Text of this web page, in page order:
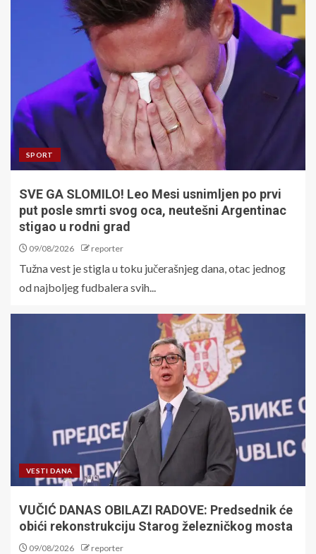
SPORT
SVE GA SLOMILO! Leo Mesi usnimljen po prvi
put posle smrti svog oca, neutešni Argentinac
stigao u rodni grad
09/08/2026 reporter
Tužna vest je stigla u toku jučerašnjeg dana, otac jednog
od najboljeg fudbalera svih...
VESTI DANA
VUČIĆ DANAS OBILAZI RADOVE: Predsednik će
obići rekonstrukciju Starog železničkog mosta
09/08/2026 reporter